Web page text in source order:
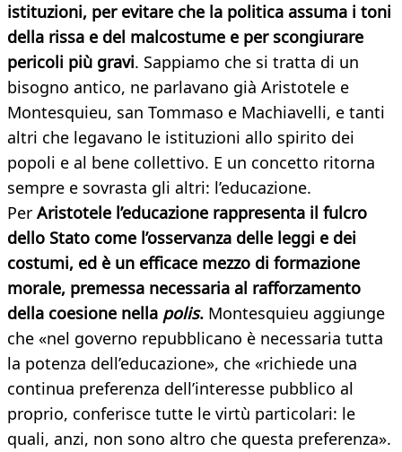
istituzioni, per evitare che la politica assuma i toni
della rissa e del malcostume e per scongiurare
pericoli più gravi. Sappiamo che si tratta di un
bisogno antico, ne parlavano già Aristotele e
Montesquieu, san Tommaso e Machiavelli, e tanti
altri che legavano le istituzioni allo spirito dei
popoli e al bene collettivo. E un concetto ritorna
sempre e sovrasta gli altri: l’educazione.
Per Aristotele l’educazione rappresenta il fulcro
dello Stato come l’osservanza delle leggi e dei
costumi, ed è un efficace mezzo di formazione
morale, premessa necessaria al rafforzamento
della coesione nella polis. Montesquieu aggiunge
che «nel governo repubblicano è necessaria tutta
la potenza dell’educazione», che «richiede una
continua preferenza dell’interesse pubblico al
proprio, conferisce tutte le virtù particolari: le
quali, anzi, non sono altro che questa preferenza».